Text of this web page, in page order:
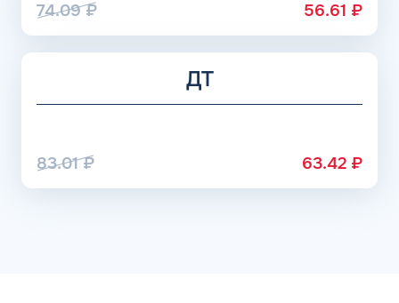
74.09₽ 56.61 ₽
ДТ
83.01₽ 63.42 ₽